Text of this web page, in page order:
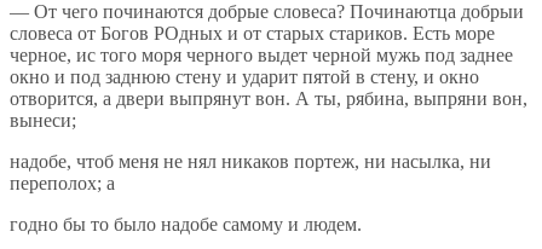
— От чего починаются добрые словеса? Починаютца добрыи
словеса от Богов РОдных и от старых стариков. Есть море
черное, ис того моря черного выдет черной мужь под заднее
окно и под заднюю стену и ударит пятой в стену, и окно
отворится, а двери выпрянут вон. А ты, рябина, выпряни вон,
вынеси;
надобе, чтоб меня не нял никаков портеж, ни насылка, ни
переполох; а
годно бы то было надобе самому и людем.